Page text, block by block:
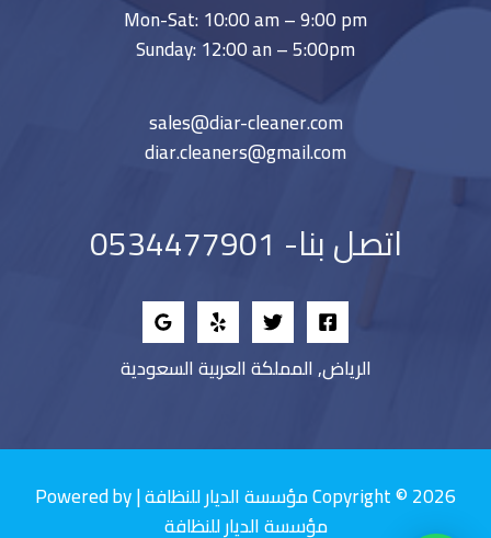
Mon-Sat: 10:00 am – 9:00 pm
Sunday: 12:00 an – 5:00pm
sales@diar-cleaner.com
diar.cleaners@gmail.com
اتصل بنا- 0534477901
الرياض, المملكة العربية السعودية
Copyright © 2026 مؤسسة الديار للنظافة | Powered by
مؤسسة الديار للنظافة